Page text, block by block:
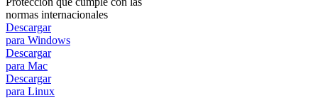
normas internacionales
Descargar
para Windows
Descargar
para Mac
Descargar
para Linux